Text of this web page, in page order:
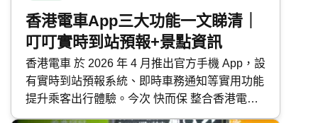
香港電車App三大功能一文睇清｜
叮叮實時到站預報+景點資訊
香港電車 於 2026 年 4 月推出官方手機 App，設
有實時到站預報系統、即時車務通知等實用功能
提升乘客出行體驗。今次 快而保 整合香港電車
手機 App 的各大功能及下載方法，方便港島通